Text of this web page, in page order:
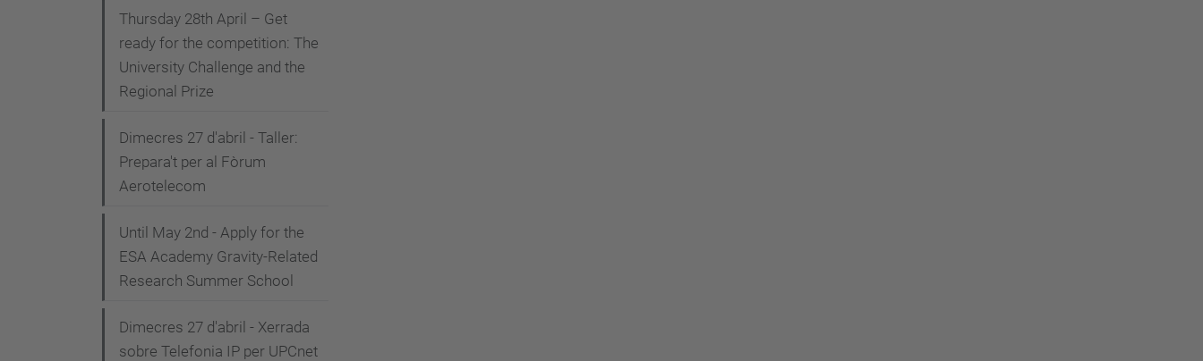
Thursday 28th April – Get
ready for the competition: The
University Challenge and the
Regional Prize
Dimecres 27 d'abril - Taller:
Prepara't per al Fòrum
Aerotelecom
Until May 2nd - Apply for the
ESA Academy Gravity-Related
Research Summer School
Dimecres 27 d'abril - Xerrada
sobre Telefonia IP per UPCnet